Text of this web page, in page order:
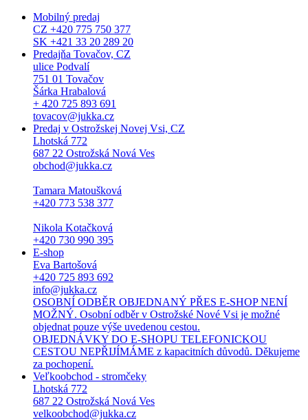
Mobilný predaj
CZ +420 775 750 377
SK +421 33 20 289 20
Predajňa Tovačov, CZ
ulice Podvalí
751 01 Tovačov
Šárka Hrabalová
+ 420 725 893 691
tovacov@jukka.cz
Predaj v Ostrožskej Novej Vsi, CZ
Lhotská 772
687 22 Ostrožská Nová Ves
obchod@jukka.cz
Tamara Matoušková
+420 773 538 377
Nikola Kotačková
+420 730 990 395
E-shop
Eva Bartošová
+420 725 893 692
info@jukka.cz
OSOBNÍ ODBĚR OBJEDNANÝ PŘES E-SHOP NENÍ
MOŽNÝ. Osobní odběr v Ostrožské Nové Vsi je možné
objednat pouze výše uvedenou cestou.
OBJEDNÁVKY DO E-SHOPU TELEFONICKOU
CESTOU NEPŘIJÍMÁME z kapacitních důvodů. Děkujeme
za pochopení.
Veľkoobchod - stromčeky
Lhotská 772
687 22 Ostrožská Nová Ves
velkoobchod@jukka.cz